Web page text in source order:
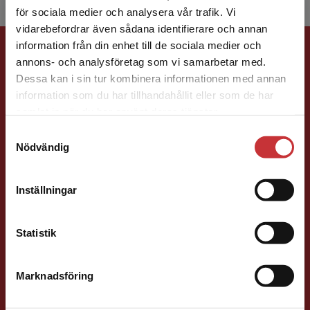
för sociala medier och analysera vår trafik. Vi
vidarebefordrar även sådana identifierare och annan
information från din enhet till de sociala medier och
annons- och analysföretag som vi samarbetar med.
Dessa kan i sin tur kombinera informationen med annan
information som du har tillhandahållit eller som de har
Nödvändig
Inställningar
Statistik
Marknadsföring
Begränsad fraktregion
Det verkar som att du besöker
studentlitteratur.se via en enhet utanför Sverige.
Vi erbjuder inte leveranser utanför Sverige. För
att kunna slutföra ett köp måste
Förlagskontakt